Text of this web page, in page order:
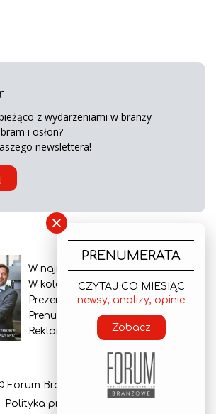
z wydarzeniami w branży
i osłon?
newslettera!
W najnowszym wydaniu
W kolejnym numerze
Prezentacja gazety
Prenumerata
Reklama
Forum Branżowe 2026
Polityka prywatności
×
PRENUMERATA
CZYTAJ CO MIESIĄC
newsy, analizy, opinie
Zobacz